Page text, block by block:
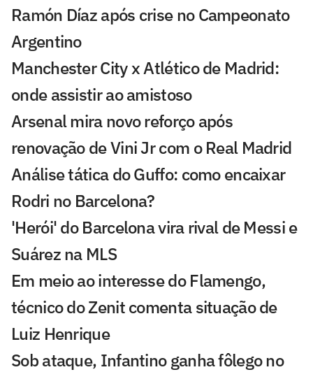
Ramón Díaz após crise no Campeonato
Argentino
Manchester City x Atlético de Madrid:
onde assistir ao amistoso
Arsenal mira novo reforço após
renovação de Vini Jr com o Real Madrid
Análise tática do Guffo: como encaixar
Rodri no Barcelona?
'Herói' do Barcelona vira rival de Messi e
Suárez na MLS
Em meio ao interesse do Flamengo,
técnico do Zenit comenta situação de
Luiz Henrique
Sob ataque, Infantino ganha fôlego no